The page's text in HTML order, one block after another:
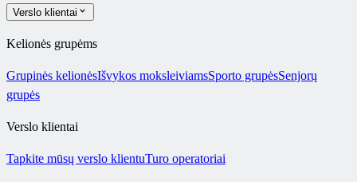
Verslo klientai
Kelionės grupėms
Grupinės kelionėsIšvykos moksleiviamsSporto grupėsSenjorų
grupės
Verslo klientai
Tapkite mūsų verslo klientuTuro operatoriai